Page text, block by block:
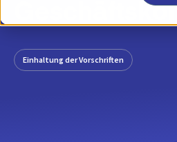
Einhaltung der Vorschriften